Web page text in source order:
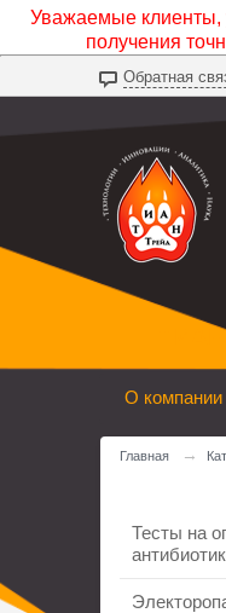
Уважаемые клиенты,
получения
Обратная
О компании
Главная →
Тесты на